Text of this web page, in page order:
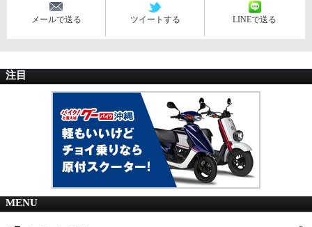
メールで送る ツイートする LINEで送る
注目
MENU